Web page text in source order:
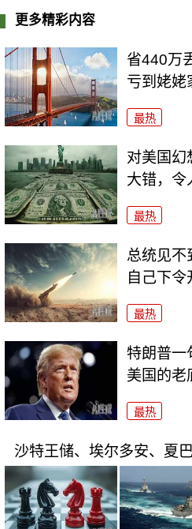
更多精彩内容
省440万
亏到姥姥
最热
对美国幻
大错，令
最热
总统见不
自己下令
最热
特朗普一
美国的老
最热
沙特王储、埃尔多安、夏